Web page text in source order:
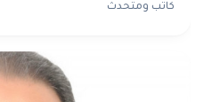
كاتب ومتحدث